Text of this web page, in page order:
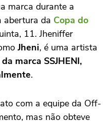
marca durante a
abertura da Copa do
11. Jheniffer
Jheni, é uma artista
marca SSJHENI,
.
com a equipe da Off-
mas não obteve